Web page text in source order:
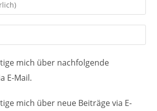
mich über nachfolgende
E-Mail.
mich über neue Beiträge via E-